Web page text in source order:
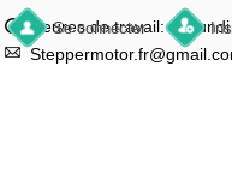
Se connecter
Heures de travail: du